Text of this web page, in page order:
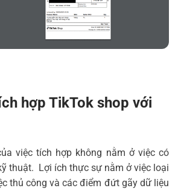
hợp TikTok shop với
việc tích hợp không nằm ở việc có
thuật. Lợi ích thực sự nằm ở việc loại
thủ công và các điểm đứt gãy dữ liệu